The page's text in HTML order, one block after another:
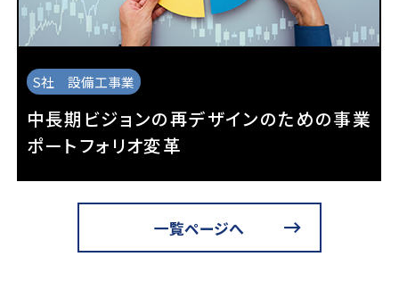
S社 設備工事業
中長期ビジョンの再デザインのための事業
ポートフォリオ変革
一覧ページへ